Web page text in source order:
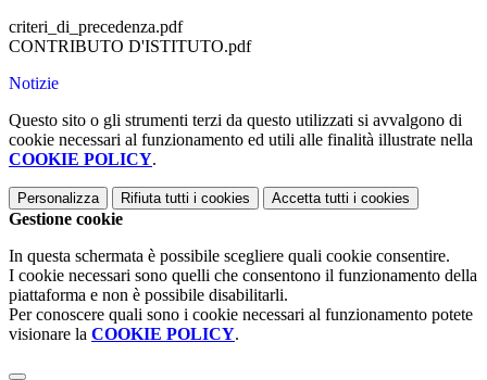
criteri_di_precedenza.pdf
CONTRIBUTO D'ISTITUTO.pdf
Notizie
Questo sito o gli strumenti terzi da questo utilizzati si avvalgono di
cookie necessari al funzionamento ed utili alle finalità illustrate nella
COOKIE POLICY.
Personalizza Rifiuta tutti i cookies Accetta tutti i cookies
Gestione cookie
In questa schermata è possibile scegliere quali cookie consentire.
I cookie necessari sono quelli che consentono il funzionamento della
piattaforma e non è possibile disabilitarli.
Per conoscere quali sono i cookie necessari al funzionamento potete
visionare la COOKIE POLICY.